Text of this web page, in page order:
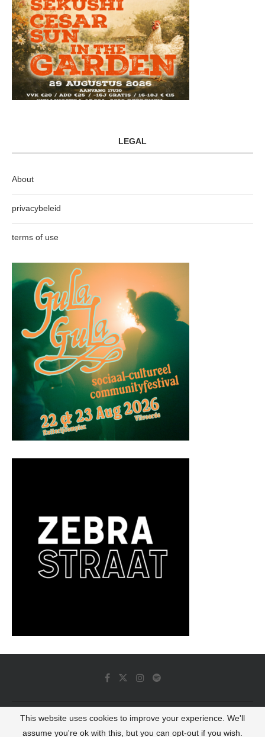
LEGAL
About
privacybeleid
terms of use
© 2022 - Luminous Dash All Rights Reserved
This website uses cookies to improve your experience. We'll
assume you're ok with this, but you can opt-out if you wish.